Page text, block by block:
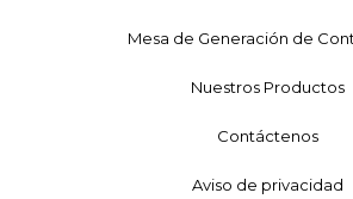
Mesa de Generación de
Nuestros Productos
Contáctenos
Aviso de privacidad